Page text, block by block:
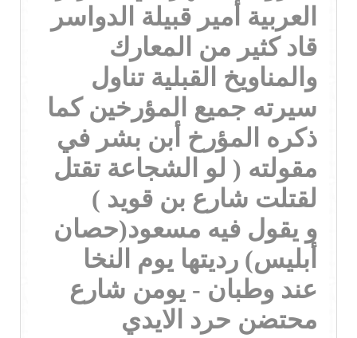
العربية أمير قبيلة الدواسر
قاد كثير من المعارك
والمناويخ القبلية تناول
سيرته جميع المؤرخين كما
ذكره المؤرخ أبن بشر في
مقولته ( لو الشجاعة تقتل
لقتلت شارع بن قويد )
و يقول فيه مسعود(حصان
أبليس) رديتها يوم النخا
عند وطبان - يومن شارع
محتضن حرد الايدي